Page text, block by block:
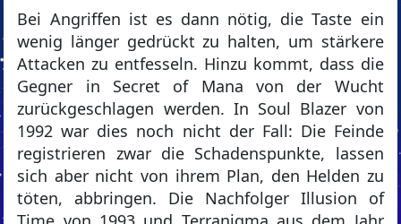
Bei Angriffen ist es dann nötig, die Taste ein
wenig länger gedrückt zu halten, um stärkere
Attacken zu entfesseln. Hinzu kommt, dass die
Gegner in Secret of Mana von der Wucht
zurückgeschlagen werden. In Soul Blazer von
1992 war dies noch nicht der Fall: Die Feinde
registrieren zwar die Schadenspunkte, lassen
sich aber nicht von ihrem Plan, den Helden zu
töten, abbringen. Die Nachfolger Illusion of